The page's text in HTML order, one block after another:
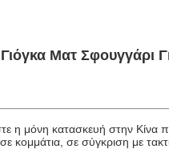
Ματ Σφουγγάρι
η μόνη κατασκευή στην Κίνα
κομμάτια, σε σύγκριση με